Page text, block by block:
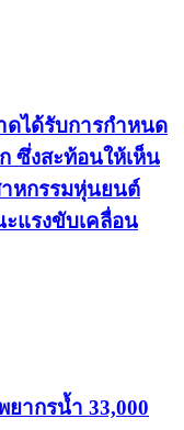
ได้รับการกำหนด
ซึ่งสะท้อนให้เห็น
าหกรรมหุ่นยนต์
แรงขับเคลื่อน
ากรน้ำ 33,000